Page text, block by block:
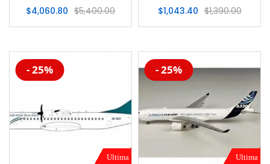
$5,400.00
$4,060.80 $1,390.00
$1,043.40
-20%
Ultima
- 25% -20%
Ultima
- 25%